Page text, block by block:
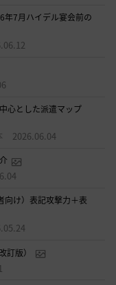
年7月ハイデル宴会前の
心とした派遣マップ
2026.06.04
向け）表記攻撃力＋表
版）